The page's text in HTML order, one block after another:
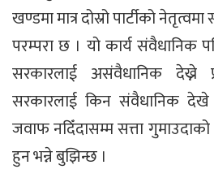
खण्डमा मात्र दोस्रो पार्टीको
परम्परा छ । यो कार्य संवैधानिक
सरकारलाई असंवैधानिक देख्ने
सरकारलाई किन संवैधानिक देखे
जवाफ नदिँदासम्म सत्ता गुमाउदाको
हुन भन्ने बुझिन्छ ।